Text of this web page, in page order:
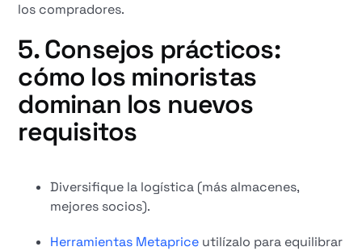
los compradores.
5. Consejos prácticos:
cómo los minoristas
dominan los nuevos
requisitos
Diversifique la logística (más almacenes,
mejores socios).
Herramientas Metaprice utilízalo para equilibrar